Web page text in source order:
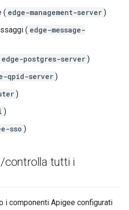
( edge-management-server )
( edge-message-
edge-postgres-server )
qpid-server )
)
)
sso )
/controlla tutti i
i componenti Apigee configurati